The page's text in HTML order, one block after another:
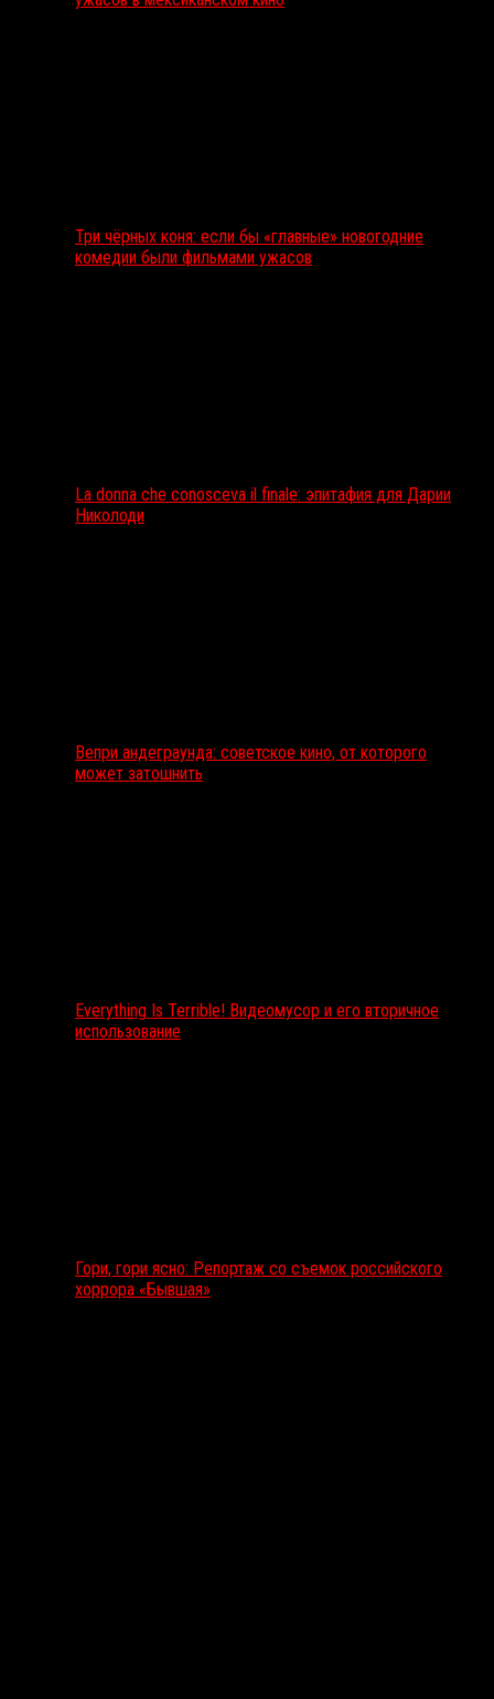
Три чёрных коня: если бы «главные» новогодние
комедии были фильмами ужасов
La donna che conosceva il finale: эпитафия для Дарии
Николоди
Вепри андеграунда: советское кино, от которого
может затошнить
Everything Is Terrible! Видеомусор и его вторичное
использование
Гори, гори ясно: Репортаж со съемок российского
хоррора «Бывшая»